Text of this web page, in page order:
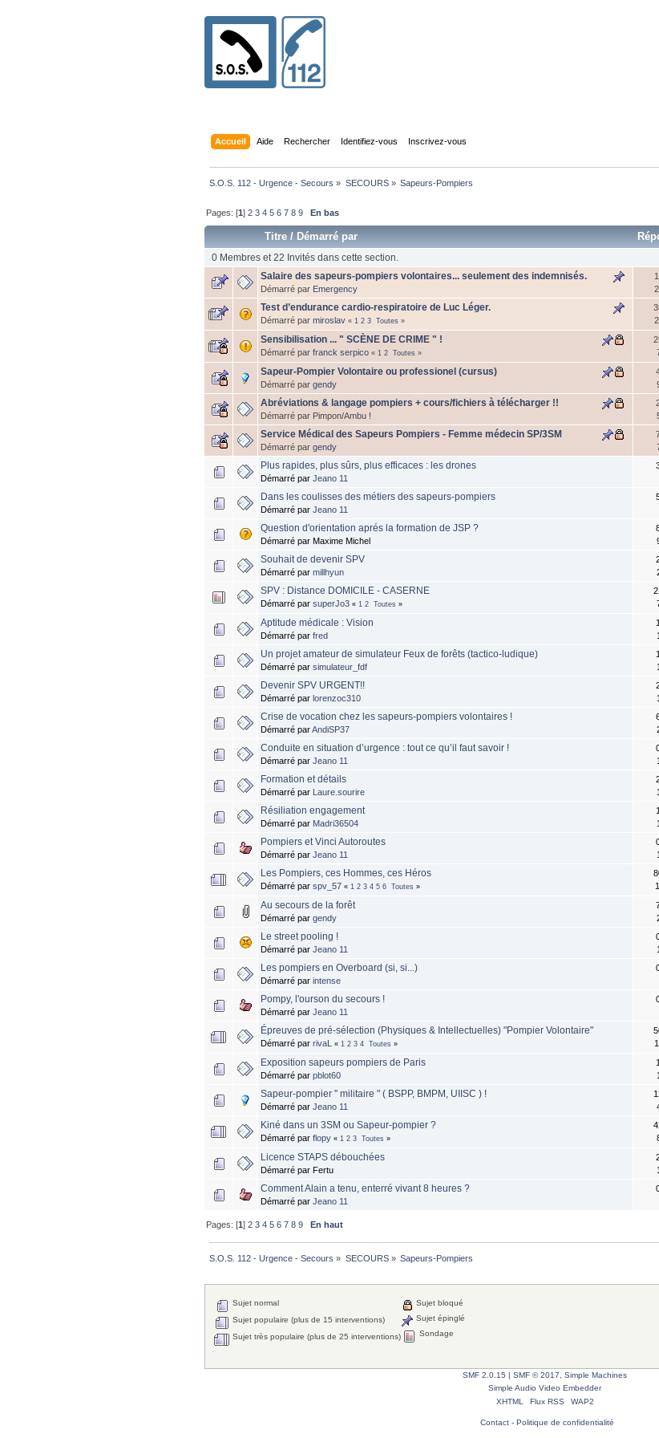
Accueil Aide Rechercher Identifiez-vous Inscrivez-vous
S.O.S. 112 - Urgence - Secours » SECOURS» Sapeurs-Pompiers
Pages: [1]2 3 4 5 6 7 8 9 En bas
Titre /Démarré par
0 Membres et 22 Invités dans cette section.
Salaire des sapeurs-pompiers volontaires... seulement des indemnisés.
Démarré par Emergency
Test d’endurance cardio-respiratoire de Luc Léger.
Démarré parmiroslav « 1 2 3 Toutes »
Sensibilisation ... " SCÈNE DE CRIME " !
Démarré parfranck serpico « 1 2 Toutes »
Sapeur-Pompier Volontaire ou professionel (cursus)
Démarré pargendy
Abréviations & langage pompiers + cours/fichiers à télécharger !!
Démarré par Pimpon/Ambu !
Service Médical des Sapeurs Pompiers - Femme médecin SP/3SM
Démarré pargendy
Plus rapides, plus sûrs, plus efficaces : les drones
Démarré parJeano 11
Dans les coulisses des métiers des sapeurs-pompiers
Démarré parJeano 11
Question d'orientation aprés la formation de JSP ?
Démarré par Maxime Michel
Souhait de devenir SPV
Démarré parmillhyun
SPV : Distance DOMICILE - CASERNE
Démarré parsuperJo3 « 1 2 Toutes »
Aptitude médicale : Vision
Démarré parfred
Un projet amateur de simulateur Feux de forêts (tactico-ludique)
Démarré parsimulateur_fdf
Devenir SPV URGENT!!
Démarré parlorenzoc310
Crise de vocation chez les sapeurs-pompiers volontaires !
Démarré parAndiSP37
Conduite en situation d’urgence : tout ce qu’il faut savoir !
Démarré parJeano 11
Formation et détails
Démarré par Laure.sourire
Résiliation engagement
Démarré par Madri36504
Pompiers et Vinci Autoroutes
Démarré parJeano 11
Les Pompiers, ces Hommes, ces Héros
Démarré parspv_57 « 1 2 3 4 5 6 Toutes »
Au secours de la forêt
Démarré pargendy
Le street pooling !
Démarré parJeano 11
Les pompiers en Overboard (si, si...)
Démarré parintense
Pompy, l'ourson du secours !
Démarré parJeano 11
Épreuves de pré-sélection (Physiques & Intellectuelles) "Pompier Volontaire"
Démarré parrivaL « 1 2 3 4 Toutes »
Exposition sapeurs pompiers de Paris
Démarré parpblot60
Sapeur-pompier " militaire " ( BSPP, BMPM, UIISC ) !
Démarré parJeano 11
Kiné dans un 3SM ou Sapeur-pompier ?
Démarré parflopy « 1 2 3 Toutes »
Licence STAPS débouchées
Démarré par Fertu
Comment Alain a tenu, enterré vivant 8 heures ?
Démarré parJeano 11
Pages: [1]2 3 4 5 6 7 8 9 En haut
S.O.S. 112 - Urgence - Secours » SECOURS» Sapeurs-Pompiers
Sujet normal
Sujet populaire (plus de 15 interventions)
Sujet très populaire (plus de 25 interventions)
Sujet bloqué
Sujet épinglé
Sondage
SMF 2.0.15 SMF © 2017, Simple Machines
Simple Audio Video Embedder
XHTML
Flux RSS WAP2
Contact- Politique de confidentialité